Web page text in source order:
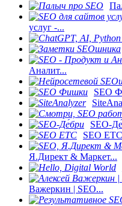
услуг -...
Аналит...
SEO
SEO-
SEO ETC
Я.Директ & Маркет...
Важеркин | SEO...